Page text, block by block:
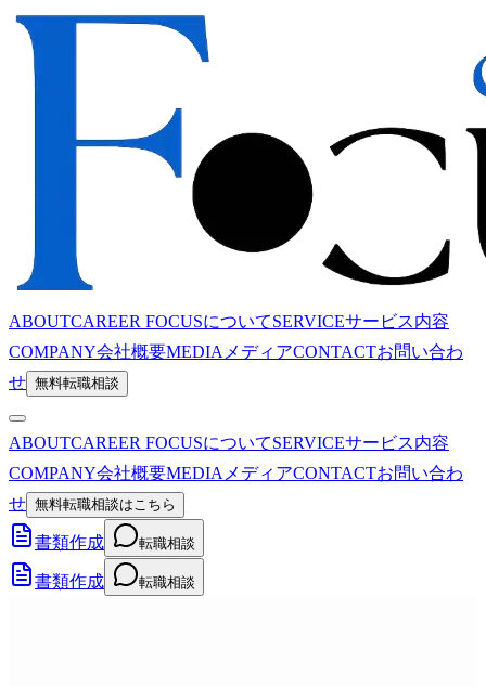
ABOUTCAREER FOCUSについてSERVICEサービス内容
COMPANY会社概要MEDIA メディアCONTACTお問い合わ
せ 無料転職相談
ABOUTCAREER FOCUSについてSERVICEサービス内容
COMPANY会社概要MEDIA メディアCONTACTお問い合わ
せ 無料転職相談はこちら
書類作成 転職相談
書類作成 転職相談